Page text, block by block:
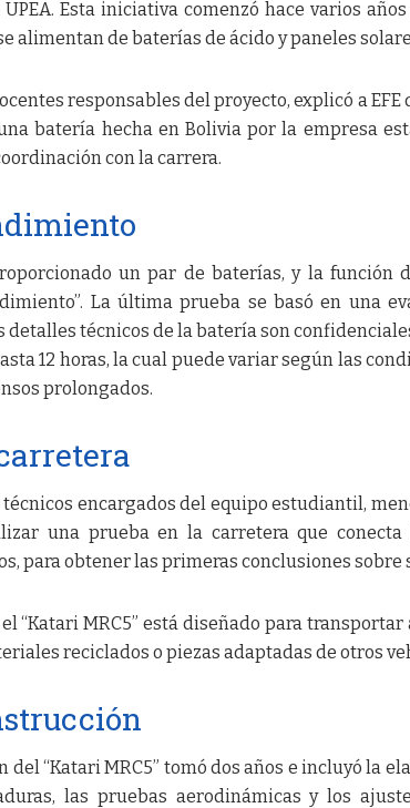
Esta iniciativa comenzó hace varios
alimentan de baterías de ácido y paneles
responsables del proyecto, explicó a
batería hecha en Bolivia por la empresa
con la carrera.
un par de baterías, y la función
La última prueba se basó en una
detalles técnicos de la batería son
12 horas, la cual puede variar según las
prolongados.
técnicos encargados del equipo estudiantil,
una prueba en la carretera que conecta
para obtener las primeras conclusiones sobre
“Katari MRC5” está diseñado para transportar
reciclados o piezas adaptadas de otros
del “Katari MRC5” tomó dos años e incluyó la
las pruebas aerodinámicas y los